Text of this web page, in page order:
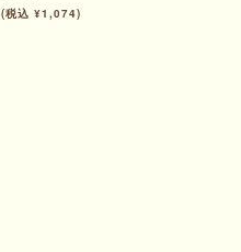
(税込 ¥1,074)